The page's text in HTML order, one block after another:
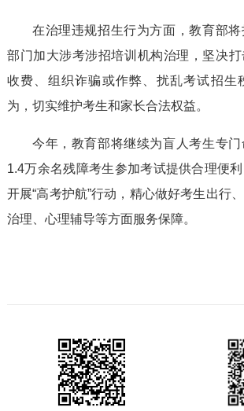
在治理违规招生行为方面，教育部
部门加大涉考涉招培训机构治理，坚决
收费、组织诈骗或作弊、扰乱考试招生
为，切实维护考生和家长合法权益。
今年，教育部将继续为盲人考生专
1.4万余名残障考生参加考试提供合理便
开展“高考护航”行动，精心做好考生出行
治理、心理辅导等方面服务保障。